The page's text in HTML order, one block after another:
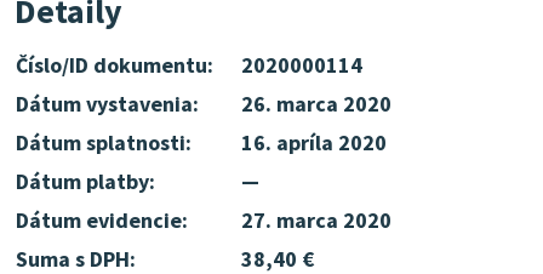
Detaily
Číslo/ID dokumentu:
2020000114
Dátum vystavenia:
26. marca 2020
Dátum splatnosti:
16. apríla 2020
Dátum platby:
—
Dátum evidencie:
27. marca 2020
Suma s DPH:
38,40 €